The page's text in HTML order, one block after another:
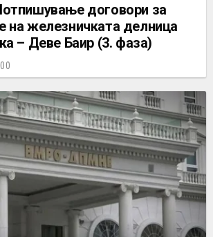
договори за
на железничката делница
– Деве Баир (3. фаза)